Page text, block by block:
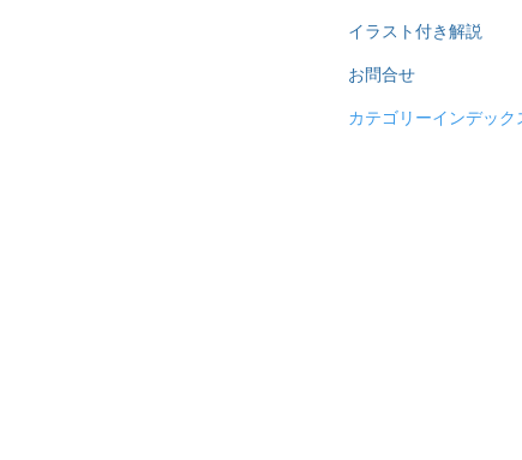
イラスト付き解説
お問合せ
カテゴリーインデック